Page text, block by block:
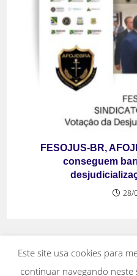
FESOJUS-BR,
conseguem
28/
Este site usa cookies para
continuar navegando neste